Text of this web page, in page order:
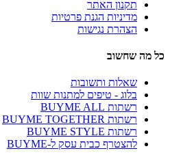
תקנון האתר
מדיניות הגנת פרטיות
הצהרת נגישות
כל מה שחשוב
שאלות ותשובות
בלוג - טיפים למתנות שוות
רשתות BUYME ALL
רשתות BUYME TOGETHER
רשתות BUYME STYLE
להצטרף כבית עסק ל-BUYME